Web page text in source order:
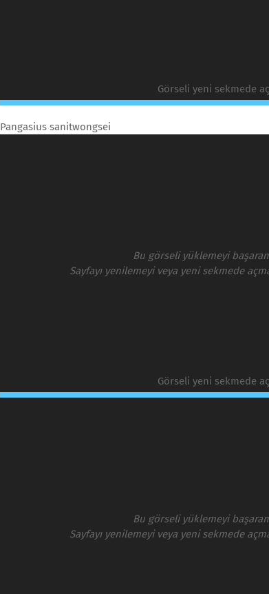
Görseli yeni sekmede aç
Pangasius sanitwongsei
Bu görseli yüklemeyi
Sayfayı yenilemeyi veya yeni sekmede
Görseli yeni sekmede aç
Bu görseli yüklemeyi
Sayfayı yenilemeyi veya yeni sekmede